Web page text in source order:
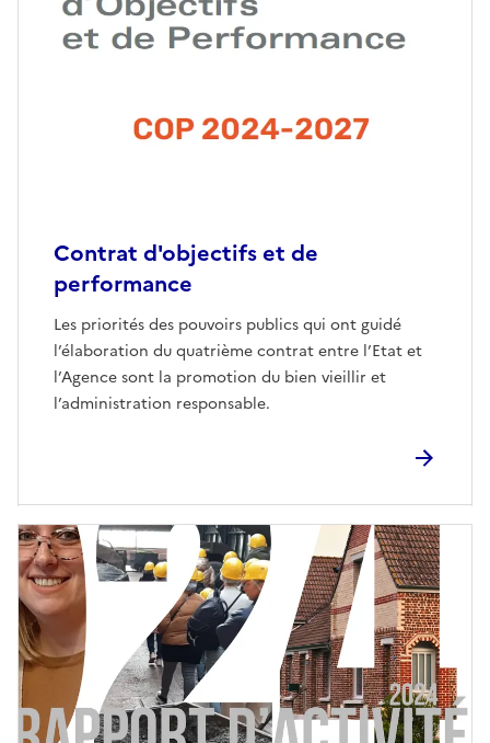
Contrat d'objectifs et de
performance
Les priorités des pouvoirs publics qui ont guidé
l’élaboration du quatrième contrat entre l’Etat et
l’Agence sont la promotion du bien vieillir et
l’administration responsable.